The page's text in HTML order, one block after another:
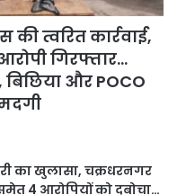
त्वरित कार्रवाई,
गिरफ्तार…
और POCO
का खुलासा, चक्रधरनगर
4 आरोपियों को दबोचा…